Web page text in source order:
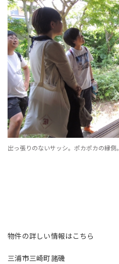
出っ張りのないサッシ。ポカポカの縁側。
物件の詳しい情報はこちら
三浦市三崎町諸磯